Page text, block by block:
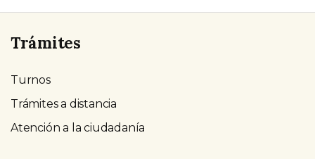
Trámites
Turnos
Trámites a distancia
Atención a la ciudadanía